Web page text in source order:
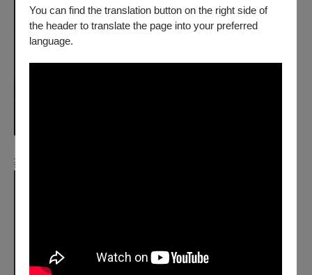
You can find the translation button on the right side of
the header to translate the page into your preferred
language.
蔡如歆